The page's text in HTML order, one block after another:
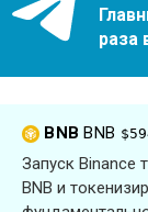
раза
BNBBNB
Запуск Binance
BNB и